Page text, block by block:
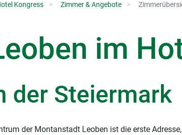
Kongress Zimmer & Angebote
im
der Steiermark
der Montanstadt Leoben ist die erste